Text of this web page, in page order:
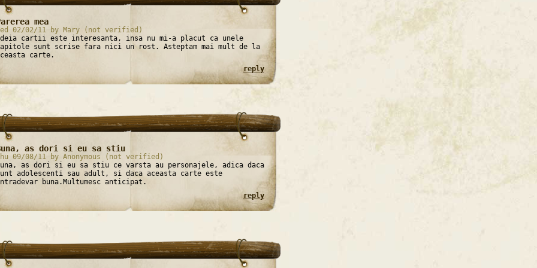
mea
02/02/11 by Mary (not verified)
cartii este interesanta, insa nu mi-a placut ca unele
sunt scrise fara nici un rost. Asteptam mai mult de la
carte.
reply
as dori si eu sa stiu
09/08/11 by Anonymous (not verified)
as dori si eu sa stiu ce varsta au personajele, adica daca
adolescenti sau adult, si daca aceasta carte este
buna.Multumesc anticipat.
reply